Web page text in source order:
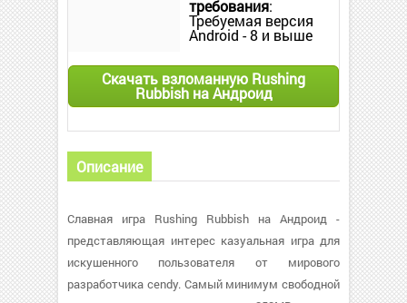
требования:
Требуемая версия
Android - 8 и выше
Скачать взломанную Rushing
Rubbish на Андроид
Описание
Славная игра Rushing Rubbish на Андроид -
представляющая интерес казуальная игра для
искушенного пользователя от мирового
разработчика cendy. Самый минимум свободной